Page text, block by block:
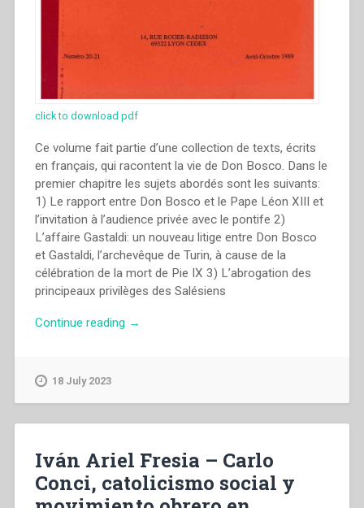
click to download pdf
Ce volume fait partie d’une collection de texts, écrits
en français, qui racontent la vie de Don Bosco. Dans le
premier chapitre les sujets abordés sont les suivants:
1) Le rapport entre Don Bosco et le Pape Léon XIII et
l’invitation à l’audience privée avec le pontife 2)
L’affaire Gastaldi: un nouveau litige entre Don Bosco
et Gastaldi, l’archevêque de Turin, à cause de la
célébration de la mort de Pie IX 3) L’abrogation des
principeaux privilèges des Salésiens
Continue reading “Francis
1883)”
in
“Cahier
→
18 July 2023
Iván Ariel Fresia – Carlo
Conci, catolicismo social y